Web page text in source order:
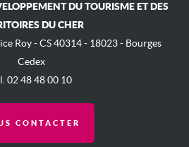
DU TOURISME ET DES
DU CHER
Roy - ​CS 40314 - 18023 - Bourges
Cedex
02 48 48 00 10
CONTACTER